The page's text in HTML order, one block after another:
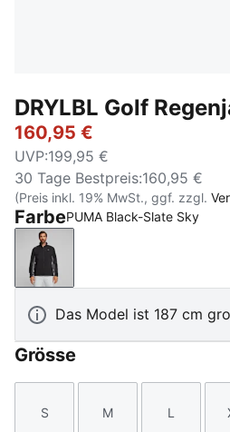
DRYLBL Golf
160,95 €
UVP:199,95 €
30 Tage Bestpreis:160,95 €
(Preis inkl. 19% MwSt., ggf. zzgl.
FarbePUMA Black-Slate Sky
PUMA Black-Slate Sky
Das Model ist 187 cm
Grösse
Größe
S
Größe
M
Größe
L